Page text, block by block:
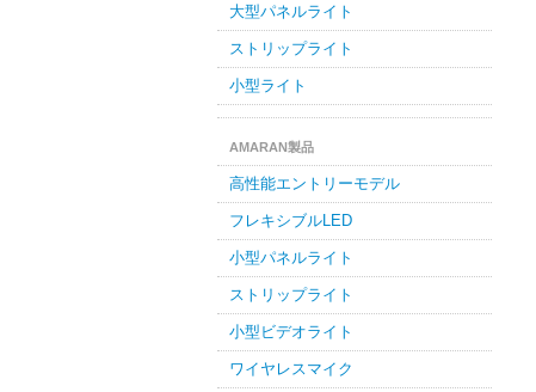
大型パネルライト
ストリップライト
小型ライト
AMARAN製品
高性能エントリーモデル
フレキシブルLED
小型パネルライト
ストリップライト
小型ビデオライト
ワイヤレスマイク